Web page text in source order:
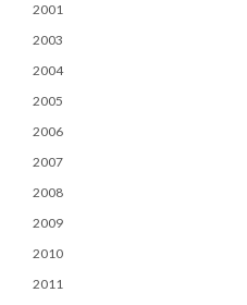
2001
2003
2004
2005
2006
2007
2008
2009
2010
2011